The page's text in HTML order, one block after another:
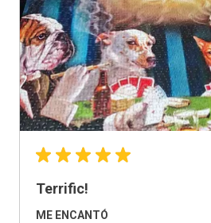
★ ★ ★ ★ ★
Terrific!
ME ENCANTÓ